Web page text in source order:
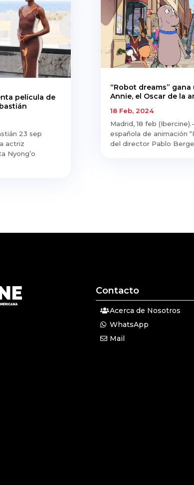
película de
23 sep
actriz
Nyong’o
“Robot dreams” gana
Annie, el Oscar de la
18 Feb, 2024
Madrid, 18 feb
española de animación
del director Pablo
Contacto
Acerca de Nosotros
WhatsApp
Mail